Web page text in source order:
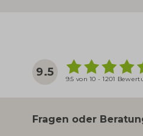
9.5
9.5 von 10 - 1201
Fragen oder